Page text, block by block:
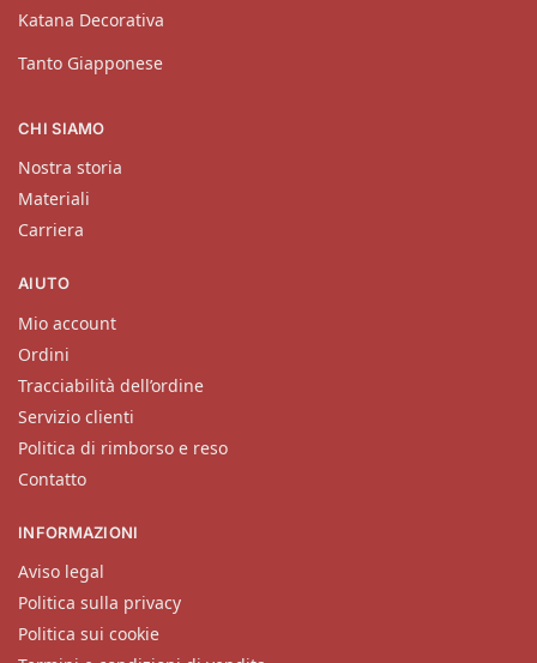
Katana Decorativa
Tanto Giapponese
CHI SIAMO
Nostra storia
Materiali
Carriera
AIUTO
Mio account
Ordini
Tracciabilità dell’ordine
Servizio clienti
Politica di rimborso e reso
Contatto
INFORMAZIONI
Aviso legal
Politica sulla privacy
Politica sui cookie